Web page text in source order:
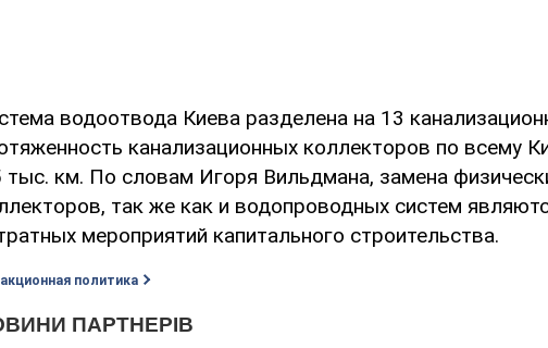
водоотвода Киева разделена на 13
канализационных коллекторов по всему
тыс. км. По словам Игоря Вильдмана, замена
так же как и водопроводных систем
мероприятий капитального строительства.
политика